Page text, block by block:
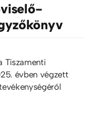
Tiszamenti
évben végzett